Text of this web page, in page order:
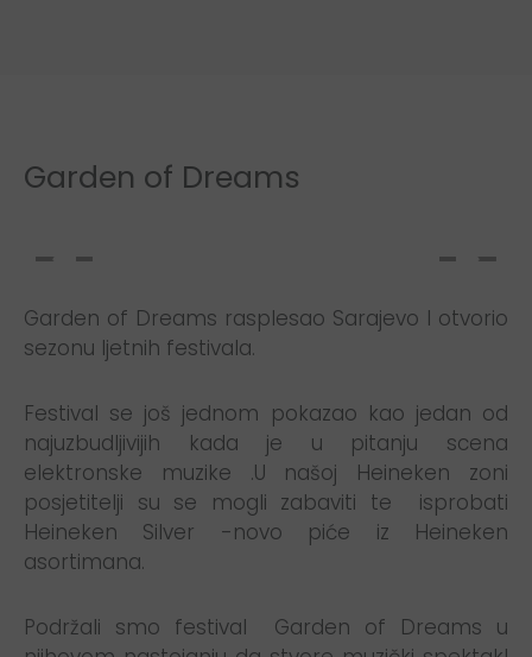
Garden of Dreams
Garden of Dreams rasplesao Sarajevo I otvorio
sezonu ljetnih festivala.
Festival se još jednom pokazao kao jedan od
najuzbudljivijih kada je u pitanju scena
elektronske muzike .U našoj Heineken zoni
posjetitelji su se mogli zabaviti te isprobati
Heineken Silver -novo piće iz Heineken
asortimana.
Podržali smo festival Garden of Dreams u